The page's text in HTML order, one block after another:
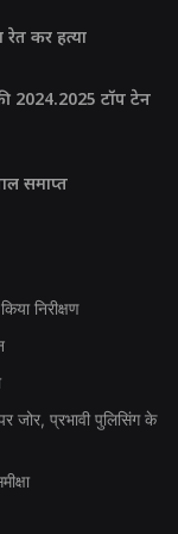
रेत कर हत्या
2024.2025 टॉप टेन
समाप्त
निरीक्षण
जोर, प्रभावी पुलिसिंग के